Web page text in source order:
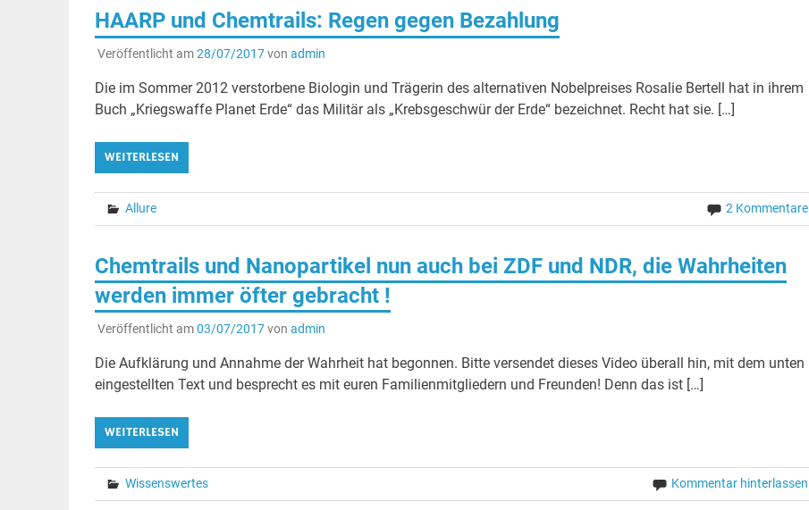
HAARP und Chemtrails: Regen gegen Bezahlung
Veröffentlicht am28/07/2017von admin
Die im Sommer 2012 verstorbene Biologin und Trägerin des alternativen Nobelpreises Rosalie Bertell hat in ihrem
Buch „Kriegswaffe Planet Erde“ das Militär als „Krebsgeschwür der Erde“ bezeichnet. Recht hat sie. […]
WEITERLESEN
Allure 2 Kommentare
Chemtrails und Nanopartikel nun auch bei ZDF und NDR, die Wahrheiten
werden immer öfter gebracht !
Veröffentlicht am03/07/2017von admin
Die Aufklärung und Annahme der Wahrheit hat begonnen. Bitte versendet dieses Video überall hin, mit dem unten
eingestellten Text und besprecht es mit euren Familienmitgliedern und Freunden! Denn das ist […]
WEITERLESEN
Wissenswertes Kommentar hinterlassen